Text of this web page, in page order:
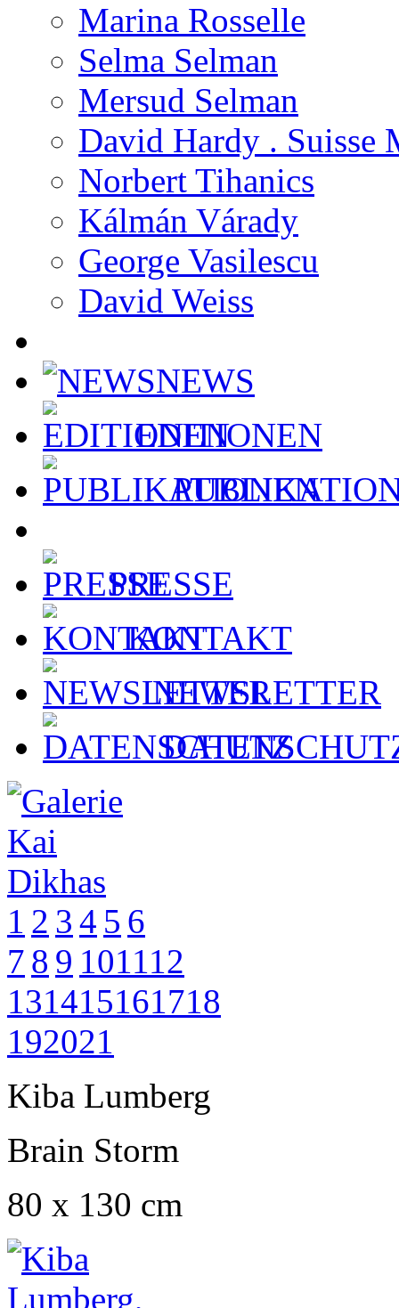
Marina Rosselle
Selma Selman
Mersud Selman
David Hardy . Suisse
Norbert Tihanics
Kálmán Várady
George Vasilescu
David Weiss
NEWS
EDITIONEN
PRESSE
KONTAKT
NEWSLETTER
1 2 3 4 5 6
7 8 9 101112
131415161718
192021
Kiba Lumberg
Brain Storm
80 x 130 cm